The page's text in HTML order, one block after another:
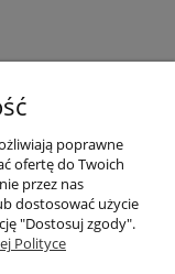
poprawne
ofertę do Twoich
przez nas
dostosować użycie
"Dostosuj zgody".
Polityce